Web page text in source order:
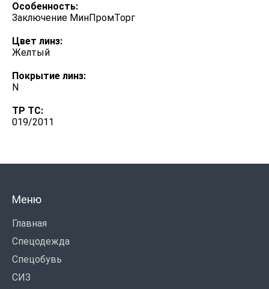
Особенность:
Заключение МинПромТорг
Цвет линз:
Желтый
Покрытие линз:
N
ТР ТС:
019/2011
Меню
Главная
Спецодежда
Спецобувь
СИЗ